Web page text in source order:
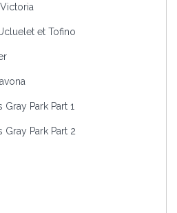
et Tofino
Park Part 1
Park Part 2